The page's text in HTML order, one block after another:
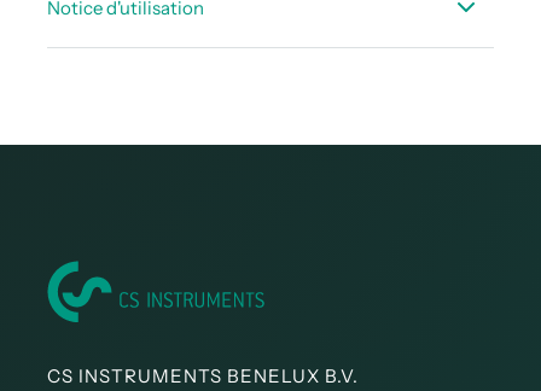
Notice d'utilisation
CS INSTRUMENTS BENELUX B.V.